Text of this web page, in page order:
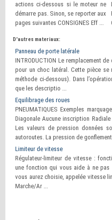
actions ci-dessous si le moteur ne
démarre pas. Sinon, se reporter aux
pages suivantes CONSIGNES Eff ...
D'autres materiaux:
Panneau de porte latérale
INTRODUCTION Le remplacement
pour un choc latéral. Cette pièce se
méthode ci-dessous). Dans
que les descriptio ...
Equilibrage des roues
PNEUMATIQUES Exemples
Diagonale Aucune inscription
Les valeurs de pression données
autoroutes. La pression de
Limiteur de vitesse
Régulateur-limiteur de vitesse :
une fonction qui vous aide à ne
vous aurez choisie, appelée vitesse
Marche/Ar ...